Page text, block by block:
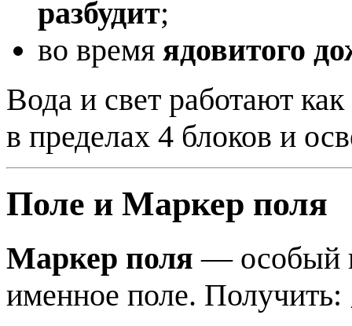
разбудит;
во время ядовитого
Вода и свет работают
в пределах 4 блоков и
Поле и Маркер поля
Маркер поля — особый
именное поле. Получить: